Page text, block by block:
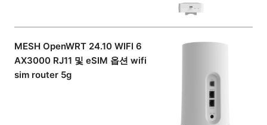
MESH OpenWRT 24.10 WIFI 6
AX3000 RJ11 및 eSIM 옵션 wifi
sim router 5g